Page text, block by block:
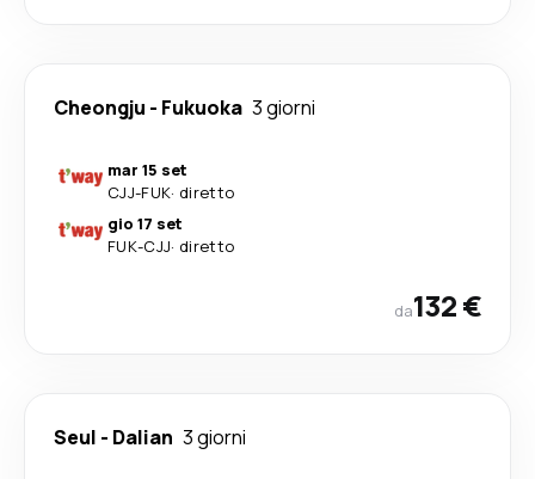
Cheongju - Fukuoka 3 giorni
mar 15 set
CJJ-FUK· diretto
gio 17 set
FUK-CJJ· diretto
da132 €
Seul - Dalian 3 giorni